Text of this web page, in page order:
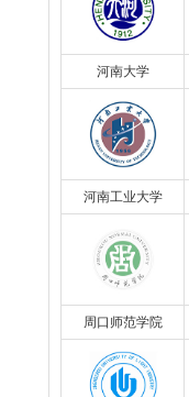
河南大学
河南工业大学
周口师范学院